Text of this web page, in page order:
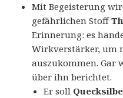
Mit Begeisterung
gefährlichen Stoff
Erinnerung: es
Wirkverstärker, um
auszukommen. Gar
über ihn berichtet.
Er soll